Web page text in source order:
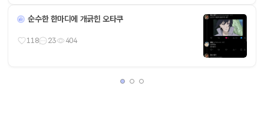
순수한 한마디에 개긁힌 오타쿠
118 23 404